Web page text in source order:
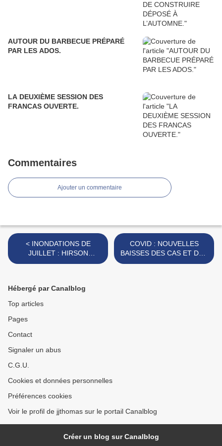
AUTOUR DU BARBECUE PRÉPARÉ
PAR LES ADOS.
LA DEUXIÈME SESSION DES
FRANCAS OUVERTE.
Commentaires
Ajouter un commentaire
< INONDATIONS DE
JUILLET : HIRSON
RECONNUE EN ÉTAT DE
COVID : NOUVELLES
BAISSES DES CAS ET DES
HOSPITALISATIONS. >
Hébergé par Canalblog
Top articles
Pages
Contact
Signaler un abus
C.G.U.
Cookies et données personnelles
Préférences cookies
Voir le profil de jjthomas sur le portail Canalblog
Créer un blog sur Canalblog